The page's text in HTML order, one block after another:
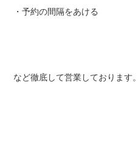
・予約の間隔をあける
など徹底して営業しております。